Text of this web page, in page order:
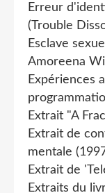
Erreur
(Trouble
Esclave
Amoreena
Expériences
Extrait "A
Extrait de
mentale
Extrait de
Extraits du